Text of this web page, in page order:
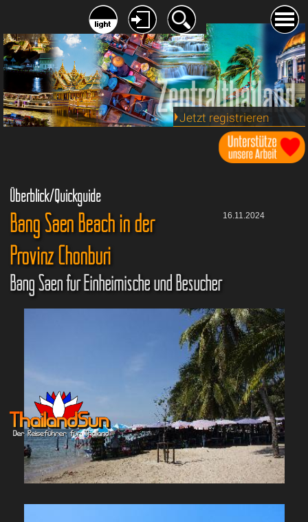
Jetzt registrieren
Überblick/Quickguide
16.11.2024
Bang Saen Beach in der
Provinz Chonburi
Bang Saen für Einheimische und Besucher